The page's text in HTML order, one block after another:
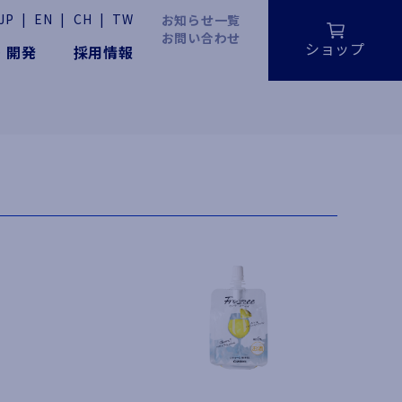
| EN | CH | TW
開発 採用情報
お知らせ一覧
お問い合わせ
ショップ